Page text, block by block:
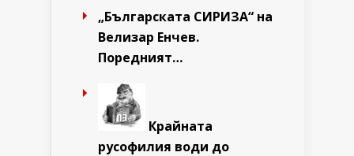
„Българската СИРИЗА“ на
Велизар Енчев.
Поредният…
Крайната
русофилия води до